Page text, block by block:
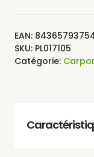
EAN:
SKU: PL017105
Catégorie: